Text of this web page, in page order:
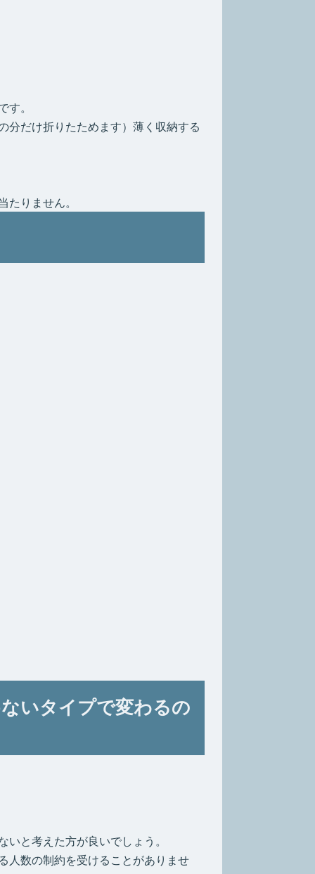
。
分だけ折りたためます）薄く収納する
りません。
いタイプで変わるの
と考えた方が良いでしょう。
人数の制約を受けることがありませ